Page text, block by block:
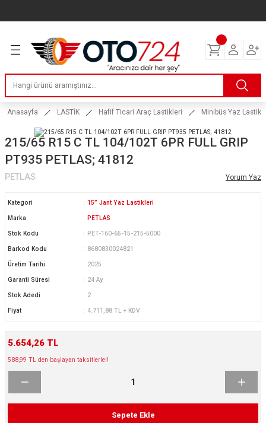
Lastikleri
Lastikleri
ve Fren Yağları
Katkı Yağları
Anasayfa LASTİK Hafif Ticari Araç Lastikleri Minibüs Yaz
215/65 R15 C TL 104/102T 6PR FULL GRIP
PT935 PETLAS; 41812
PETLAS Yorum Yaz
Kategori 15” Jant Yaz Lastikleri
Marka PETLAS
Stok Kodu PET-160-65-15-215-5000
Barkod Kodu 8680830024821
Üretim Tarihi 2025
Garanti Süresi 24 Ay
Stok Adedi 2
Fiyat 4.711,88 TL + KDV
5.654,26 TL
588,99 TL den başlayan taksitlerle!!
Sepete Ekle